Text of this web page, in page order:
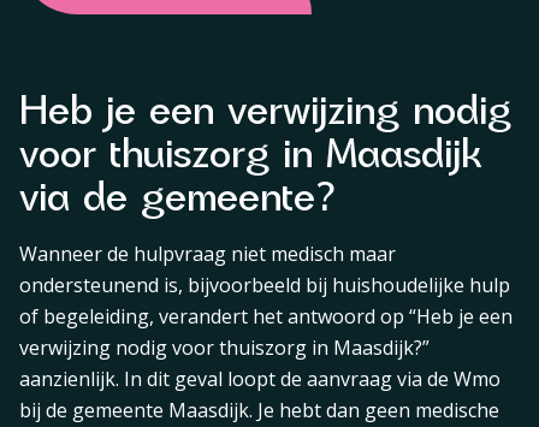
Heb je een verwijzing nodig
voor thuiszorg in Maasdijk
via de gemeente?
Wanneer de hulpvraag niet medisch maar
ondersteunend is, bijvoorbeeld bij huishoudelijke hulp
of begeleiding, verandert het antwoord op “Heb je een
verwijzing nodig voor thuiszorg in Maasdijk?”
aanzienlijk. In dit geval loopt de aanvraag via de Wmo
bij de gemeente Maasdijk. Je hebt dan geen medische